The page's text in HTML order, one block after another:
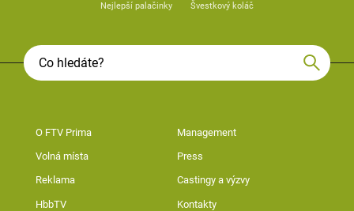
Nejlepší palačinky Švestkový koláč
O FTV Prima Management
Volná místa Press
Reklama Castingy a výzvy
HbbTV Kontakty